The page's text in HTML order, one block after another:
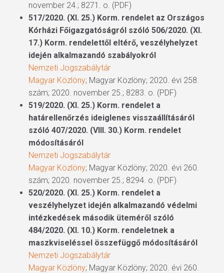
november 24.; 8271. o. (PDF)
517/2020. (XI. 25.) Korm. rendelet az Országos
Kórházi Főigazgatóságról szóló 506/2020. (XI.
17.) Korm. rendelettől eltérő, veszélyhelyzet
idején alkalmazandó szabályokról
Nemzeti Jogszabálytár
Magyar Közlöny; Magyar Közlöny; 2020. évi 258.
szám; 2020. november 25.; 8283. o. (PDF)
519/2020. (XI. 25.) Korm. rendelet a
határellenőrzés ideiglenes visszaállításáról
szóló 407/2020. (VIII. 30.) Korm. rendelet
módosításáról
Nemzeti Jogszabálytár
Magyar Közlöny; Magyar Közlöny; 2020. évi 260.
szám; 2020. november 25.; 8294. o. (PDF)
520/2020. (XI. 25.) Korm. rendelet a
veszélyhelyzet idején alkalmazandó védelmi
intézkedések második üteméről szóló
484/2020. (XI. 10.) Korm. rendeletnek a
maszkviseléssel összefüggő módosításáról
Nemzeti Jogszabálytár
Magyar Közlöny; Magyar Közlöny; 2020. évi 260.